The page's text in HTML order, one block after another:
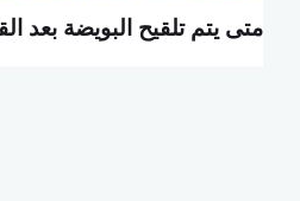
بعد القذف